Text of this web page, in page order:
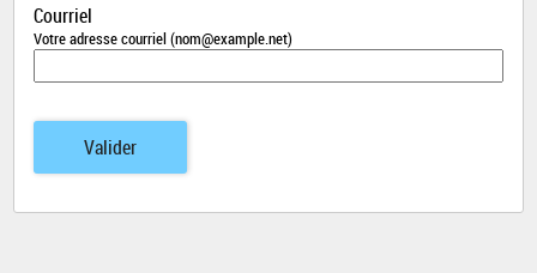
Courriel
Votre adresse courriel (nom@example.net)
Valider